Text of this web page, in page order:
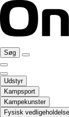
Søg
Udstyr
Kampsport
Kampekunster
Fysisk vedligeholdelse